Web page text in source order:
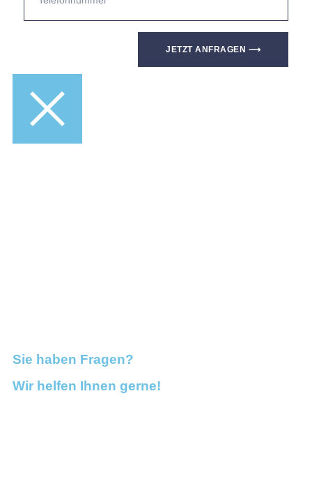
JETZT ANFRAGEN ⟶
Sie haben Fragen?
Wir helfen Ihnen gerne!